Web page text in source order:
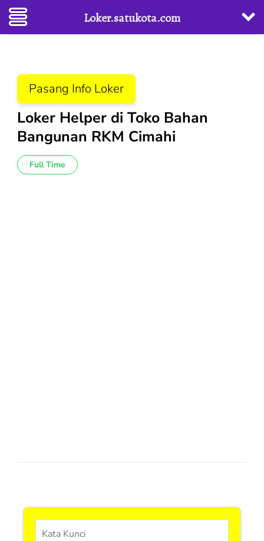
konten
(Tekan
Enter)
Pasang Info Loker
Loker Helper di Toko Bahan
Bangunan RKM Cimahi
Full Time
Loker.satukota.com